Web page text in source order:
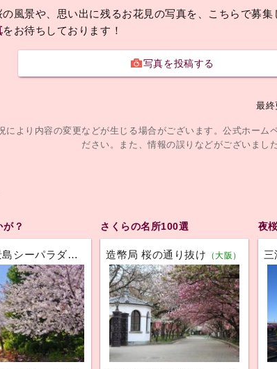
風景や、思い出に残るお花見の写真を、こちらで募
をお待ちしております！
写真を投稿する
最
により内容の変更などが生じる場合がございます。公式ホーム
ださい。また、情報の誤りなどがございまし
が？
横浜・八景島シーパラダイス （神奈川）
さくらの名所100選
造幣局 桜の通り抜け （大阪）
夜